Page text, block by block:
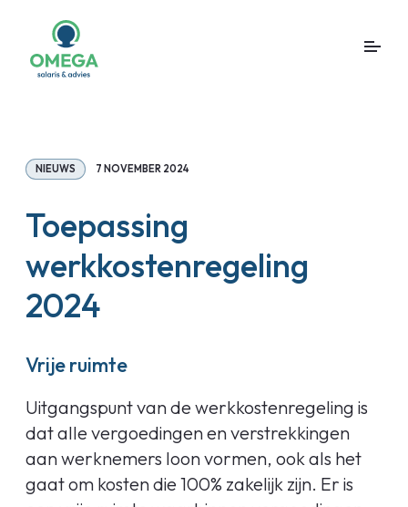
NIEUWS 7 NOVEMBER 2024
Toepassing
werkkostenregeling
2024
Vrije ruimte
Uitgangspunt van de werkkostenregeling is
dat alle vergoedingen en verstrekkingen
aan werknemers loon vormen, ook als het
gaat om kosten die 100% zakelijk zijn. Er is